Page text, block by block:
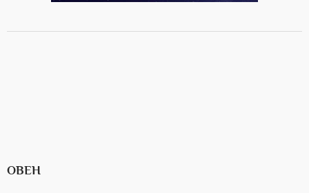
ОВЕН